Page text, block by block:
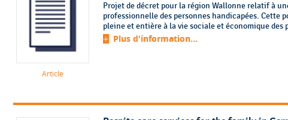
Article
Projet de décret pour la région Wallonne relatif à
professionnelle des personnes handicapées. Cette
pleine et entière à la vie sociale et économique des
Plus d'information...